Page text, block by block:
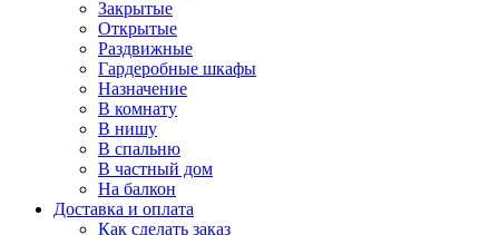
Закрытые
Открытые
Раздвижные
Гардеробные шкафы
Назначение
В комнату
В нишу
В спальню
В частный дом
На балкон
Доставка и оплата
Как сделать заказ